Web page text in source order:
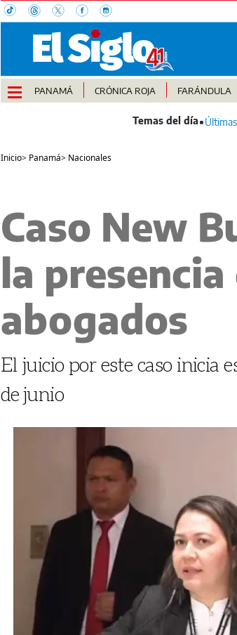
PANAMÁ CRÓNICA ROJA FARÁNDULA
Inicio> Panamá> Nacionales
Caso New
la
abogados
El juicio por este caso inicia
de junio